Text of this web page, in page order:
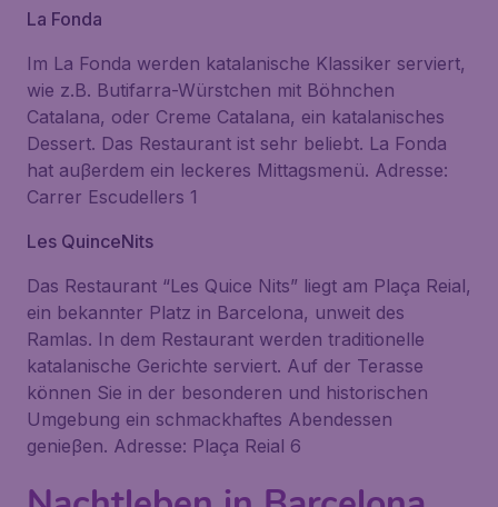
La Fonda
Im La Fonda werden katalanische Klassiker serviert,
wie z.B. Butifarra-Würstchen mit Böhnchen
Catalana, oder Creme Catalana, ein katalanisches
Dessert. Das Restaurant ist sehr beliebt. La Fonda
hat auβerdem ein leckeres Mittagsmenü. Adresse:
Carrer Escudellers 1
Les QuinceNits
Das Restaurant “Les Quice Nits” liegt am Plaça Reial,
ein bekannter Platz in Barcelona, unweit des
Ramlas. In dem Restaurant werden traditionelle
katalanische Gerichte serviert. Auf der Terasse
können Sie in der besonderen und historischen
Umgebung ein schmackhaftes Abendessen
genieβen. Adresse: Plaça Reial 6